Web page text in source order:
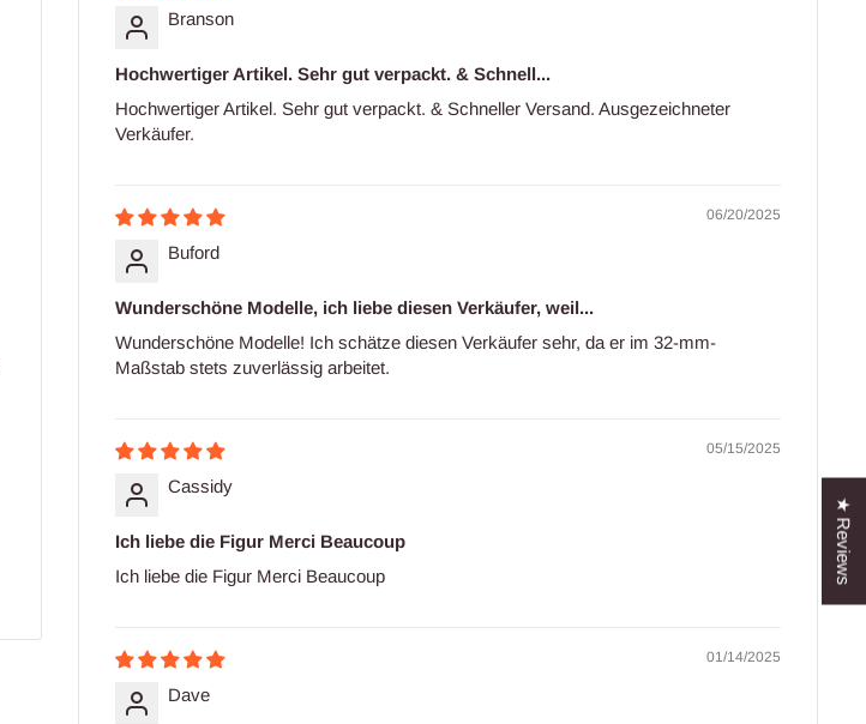
Branson
Hochwertiger Artikel. Sehr gut verpackt. & Schnell...
Hochwertiger Artikel. Sehr gut verpackt. & Schneller Versand. Ausgezeichneter
Verkäufer.
06/20/2025
Buford
Wunderschöne Modelle, ich liebe diesen Verkäufer, weil...
Wunderschöne Modelle! Ich schätze diesen Verkäufer sehr, da er im 32-mm-
Maßstab stets zuverlässig arbeitet.
05/15/2025
Cassidy
Ich liebe die Figur Merci Beaucoup
Ich liebe die Figur Merci Beaucoup
01/14/2025
Dave
★ Reviews